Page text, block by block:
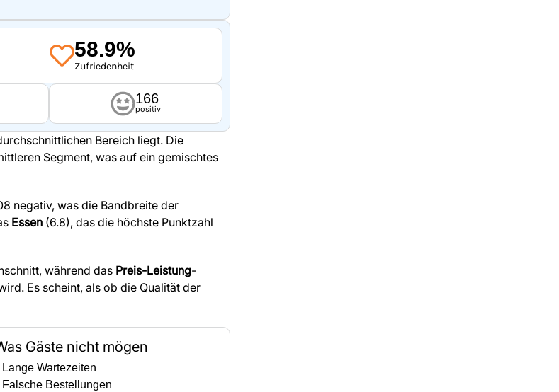
58.9%
Zufriedenheit
166
positiv
Bereich liegt. Die
Segment, was auf ein gemischtes
negativ, was die Bandbreite der
Essen (6.8), das die höchste Punktzahl
während das Preis-Leistung-
Es scheint, als ob die Qualität der
Gäste nicht mögen
Lange Wartezeiten
Falsche Bestellungen